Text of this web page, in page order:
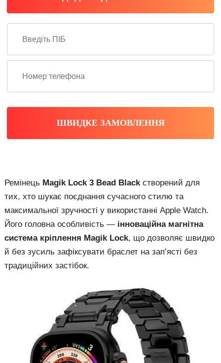
ШВИДКЕ ЗАМОВЛЕННЯ
Ремінець Magik Lock 3 Bead Blackстворений для
тих, хто шукає поєднання сучасного стилю та
максимальної зручності у використанні Apple Watch.
Його головна особливість — інноваційна магнітна
система кріплення Magik Lock, що дозволяє швидко
й без зусиль зафіксувати браслет на зап’ясті без
традиційних застібок.